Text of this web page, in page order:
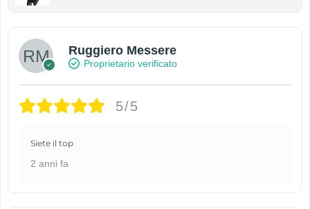
Ruggiero Messere
Proprietario verificato
5/5
Siete il top
2 anni fa